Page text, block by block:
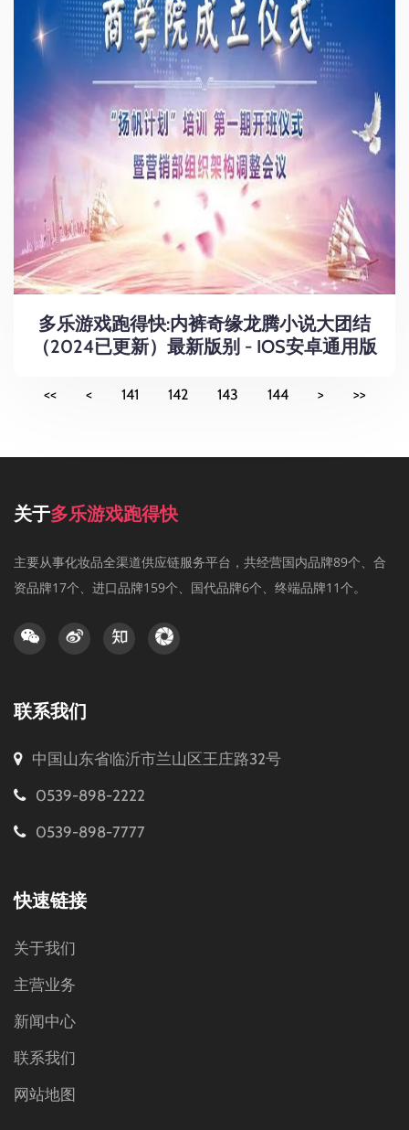
多乐游戏跑得快:内裤奇缘龙腾小说大团结
（2024已更新）最新版别 - IOS安卓通用版
<< < 141 142 143 144 > >>
关于多乐游戏跑得快
主要从事化妆品全渠道供应链服务平台，共经营国内品牌89个、合
资品牌17个、进口品牌159个、国代品牌6个、终端品牌11个。
联系我们
中国山东省临沂市兰山区王庄路32号
0539-898-2222
0539-898-7777
快速链接
关于我们
主营业务
新闻中心
联系我们
网站地图